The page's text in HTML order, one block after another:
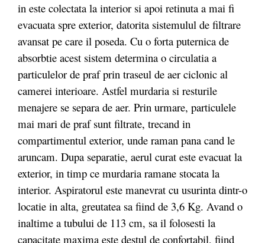
in este colectata la interior si apoi retinuta a mai fi
evacuata spre exterior, datorita sistemulul de filtrare
avansat pe care il poseda. Cu o forta puternica de
absorbtie acest sistem determina o circulatia a
particulelor de praf prin traseul de aer ciclonic al
camerei interioare. Astfel murdaria si resturile
menajere se separa de aer. Prin urmare, particulele
mai mari de praf sunt filtrate, trecand in
compartimentul exterior, unde raman pana cand le
aruncam. Dupa separatie, aerul curat este evacuat la
exterior, in timp ce murdaria ramane stocata la
interior. Aspiratorul este manevrat cu usurinta dintr-o
locatie in alta, greutatea sa fiind de 3,6 Kg. Avand o
inaltime a tubului de 113 cm, sa il folosesti la
capacitate maxima este destul de confortabil, fiind